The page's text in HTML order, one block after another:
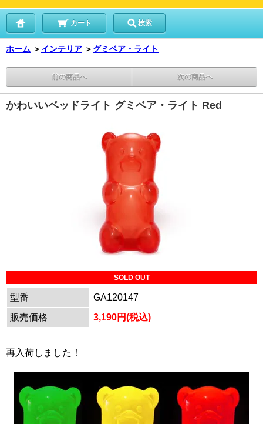
カート 検索
ホーム ＞ インテリア ＞ グミベア・ライト
前の商品へ 次の商品へ
かわいいベッドライト グミベア・ライト Red
SOLD OUT
型番
GA120147
販売価格
3,190円(税込)
再入荷しました！